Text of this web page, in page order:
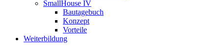
SmallHouse IV
Bautagebuch
Konzept
Vorteile
Weiterbildung